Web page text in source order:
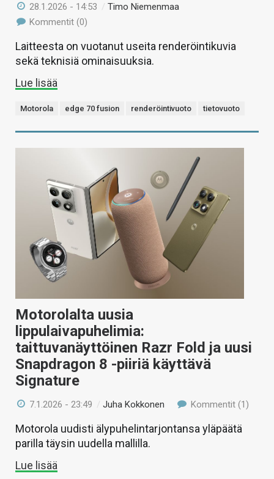
28.1.2026 - 14:53 /Timo Niemenmaa
Kommentit (0)
Laitteesta on vuotanut useita renderöintikuvia
sekä teknisiä ominaisuuksia.
Lue lisää
Motorola edge 70 fusion renderöintivuoto tietovuoto
Motorolalta uusia
lippulaivapuhelimia:
taittuvanäyttöinen Razr Fold ja uusi
Snapdragon 8 -piiriä käyttävä
Signature
7.1.2026 - 23:49 /Juha Kokkonen Kommentit (1)
Motorola uudisti älypuhelintarjontansa yläpäätä
parilla täysin uudella mallilla.
Lue lisää